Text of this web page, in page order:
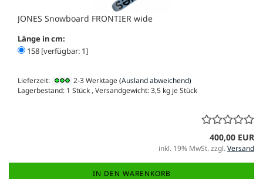
JONES Snowboard FRONTIER wide
Länge in cm:
158 [verfügbar: 1]
Lieferzeit: 2-3 Werktage(Ausland abweichend)
Lagerbestand: 1 Stück , Versandgewicht:3,5 kg je Stück
400,00 EUR
inkl. 19% MwSt. zzgl.Versand
IN DEN WARENKORB